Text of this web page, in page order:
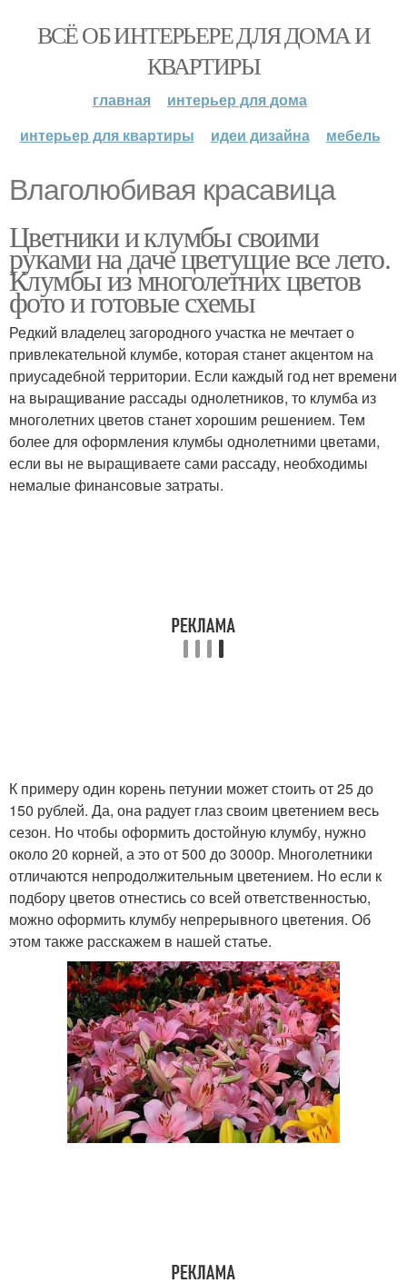
ВСЁ ОБ ИНТЕРЬЕРЕ ДЛЯ ДОМА И
КВАРТИРЫ
главная
интерьер для дома
интерьер для квартиры
идеи дизайна мебель
Влаголюбивая красавица
Цветники и клумбы своими
руками на даче цветущие все лето.
Клумбы из многолетних цветов
фото и готовые схемы
Редкий владелец загородного участка не мечтает о
привлекательной клумбе, которая станет акцентом на
приусадебной территории. Если каждый год нет времени
на выращивание рассады однолетников, то клумба из
многолетних цветов станет хорошим решением. Тем
более для оформления клумбы однолетними цветами,
если вы не выращиваете сами рассаду, необходимы
немалые финансовые затраты.
К примеру один корень петунии может стоить от 25 до
150 рублей. Да, она радует глаз своим цветением весь
сезон. Но чтобы оформить достойную клумбу, нужно
около 20 корней, а это от 500 до 3000р. Многолетники
отличаются непродолжительным цветением. Но если к
подбору цветов отнестись со всей ответственностью,
можно оформить клумбу непрерывного цветения. Об
этом также расскажем в нашей статье.